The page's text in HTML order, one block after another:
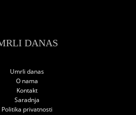
DANAS
Umrli danas
O nama
Kontakt
Saradnja
Politika privatnosti